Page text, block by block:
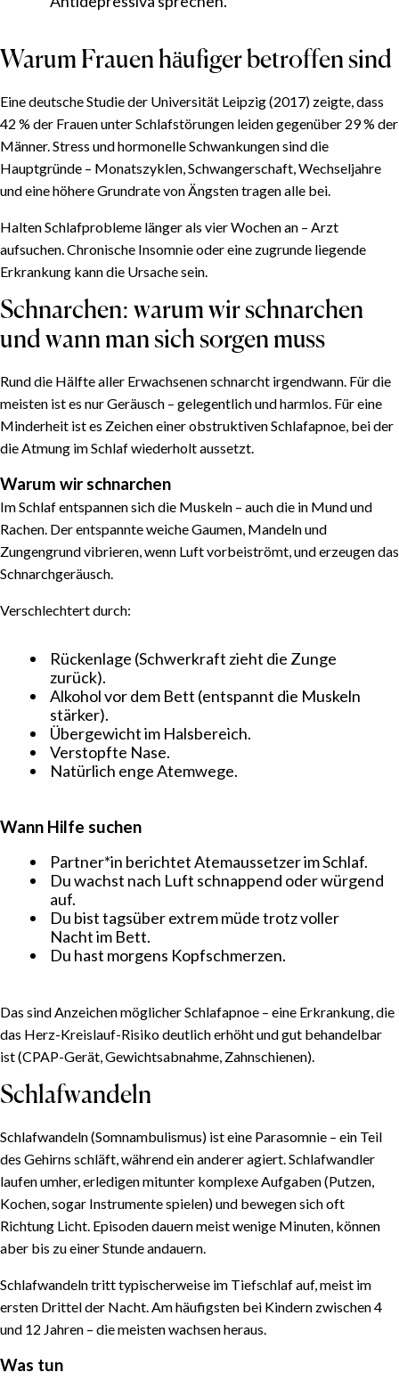
Warum Frauen häufiger betroffen sind
Eine deutsche Studie der Universität Leipzig (2017) zeigte, dass
42 % der Frauen unter Schlafstörungen leiden gegenüber 29 % der
Männer. Stress und hormonelle Schwankungen sind die
Hauptgründe – Monatszyklen, Schwangerschaft, Wechseljahre
und eine höhere Grundrate von Ängsten tragen alle bei.
Halten Schlafprobleme länger als vier Wochen an – Arzt
aufsuchen. Chronische Insomnie oder eine zugrunde liegende
Erkrankung kann die Ursache sein.
Schnarchen: warum wir schnarchen
und wann man sich sorgen muss
Rund die Hälfte aller Erwachsenen schnarcht irgendwann. Für die
meisten ist es nur Geräusch – gelegentlich und harmlos. Für eine
Minderheit ist es Zeichen einer obstruktiven Schlafapnoe, bei der
die Atmung im Schlaf wiederholt aussetzt.
Warum wir schnarchen
Im Schlaf entspannen sich die Muskeln – auch die in Mund und
Rachen. Der entspannte weiche Gaumen, Mandeln und
Zungengrund vibrieren, wenn Luft vorbeiströmt, und erzeugen das
Schnarchgeräusch.
Verschlechtert durch:
Rückenlage (Schwerkraft zieht die Zunge
zurück).
Alkohol vor dem Bett (entspannt die Muskeln
stärker).
Übergewicht im Halsbereich.
Verstopfte Nase.
Natürlich enge Atemwege.
Wann Hilfe suchen
Partner*in berichtet Atemaussetzer im Schlaf.
Du wachst nach Luft schnappend oder würgend
auf.
Du bist tagsüber extrem müde trotz voller
Nacht im Bett.
Du hast morgens Kopfschmerzen.
Das sind Anzeichen möglicher Schlafapnoe – eine Erkrankung, die
das Herz-Kreislauf-Risiko deutlich erhöht und gut behandelbar
ist (CPAP-Gerät, Gewichtsabnahme, Zahnschienen).
Schlafwandeln
Schlafwandeln (Somnambulismus) ist eine Parasomnie – ein Teil
des Gehirns schläft, während ein anderer agiert. Schlafwandler
laufen umher, erledigen mitunter komplexe Aufgaben (Putzen,
Kochen, sogar Instrumente spielen) und bewegen sich oft
Richtung Licht. Episoden dauern meist wenige Minuten, können
aber bis zu einer Stunde andauern.
Schlafwandeln tritt typischerweise im Tiefschlaf auf, meist im
ersten Drittel der Nacht. Am häufigsten bei Kindern zwischen 4
und 12 Jahren – die meisten wachsen heraus.
Was tun
INHALTSVERZEICHNIS
Häufige Ursachen
Was hilft
Warum es passiert
Warum Frauen häufiger betroffen sind
Schnarchen: warum wir schnarchen und wann man
sich sorgen muss
Warum wir schnarchen
Wann Hilfe suchen
Schlafwandeln
Was tun
Sprechen im Schlaf
Albträume und Nachtschreck